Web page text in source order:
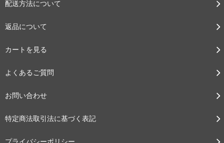
配送方法について
返品について
カートを見る
よくあるご質問
お問い合わせ
特定商法取引法に基づく表記